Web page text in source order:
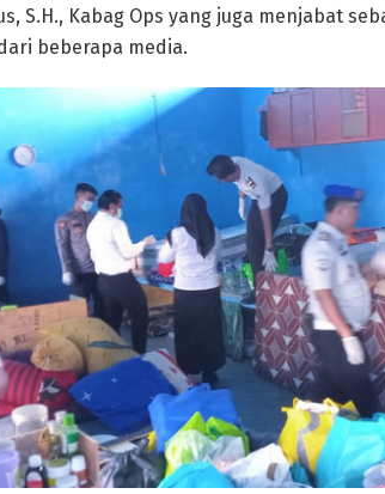
S.H., Kabag Ops yang juga menjabat
beberapa media.